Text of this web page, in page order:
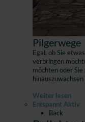
Pilgerwege
Egal, ob Sie
verbringen
möchten oder
Weiter lesen
Entspannt Aktiv
Back